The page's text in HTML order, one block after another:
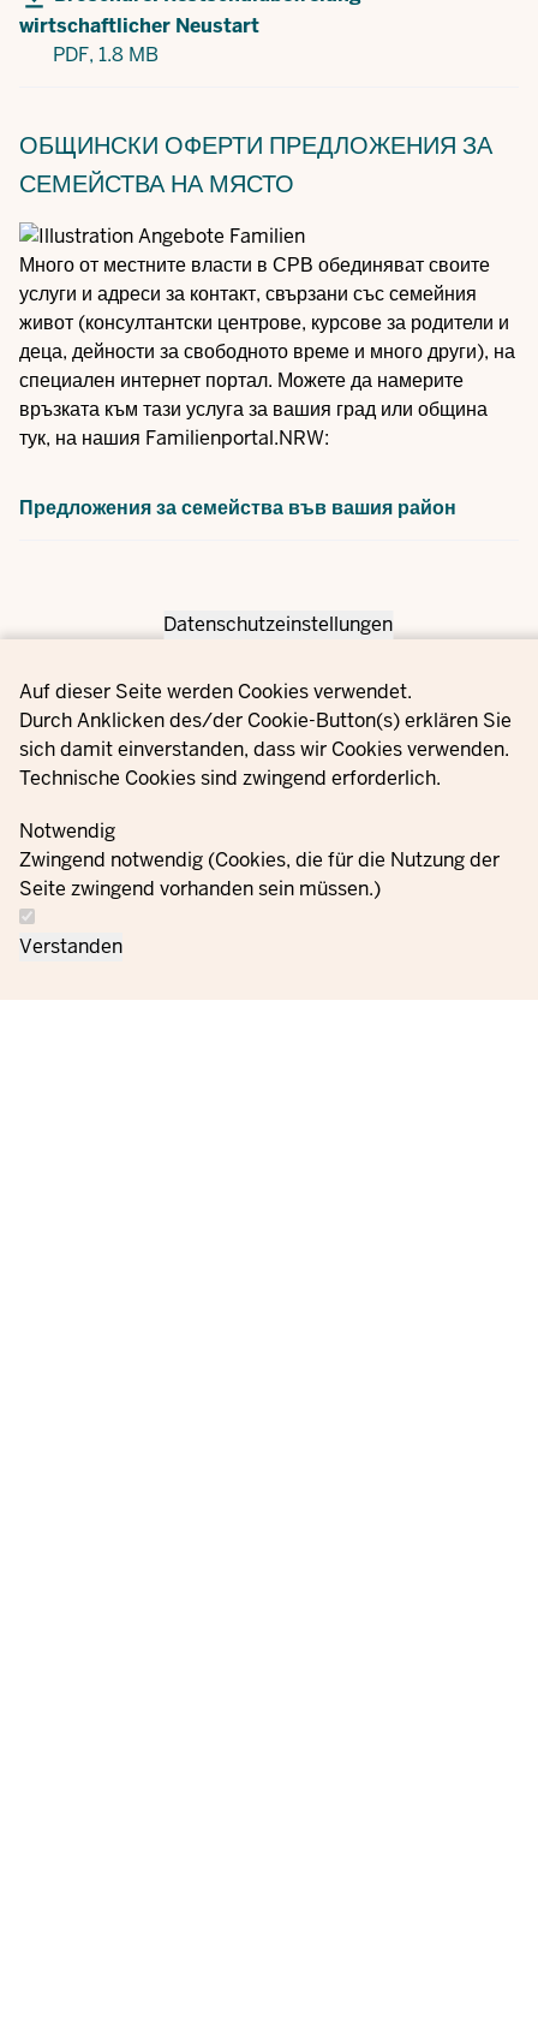
Privacy settings
Datenschutzeinstellungen
Auf dieser Seite werden Cookies verwendet.
Durch Anklicken des/der Cookie-Button(s) erklären Sie
sich damit einverstanden, dass wir Cookies verwenden.
Technische Cookies sind zwingend erforderlich.
Notwendig
Zwingend notwendig (Cookies, die für die Nutzung der
Seite zwingend vorhanden sein müssen.)
Verstanden
wirtschaftlicher Neustart
PDF, 1.8 MB
ОБЩИНСКИ ОФЕРТИ ПРЕДЛОЖЕНИЯ ЗА
СЕМЕЙСТВА НА МЯСТО
Много от местните власти в СРВ обединяват своите
услуги и адреси за контакт, свързани със семейния
живот (консултантски центрове, курсове за родители и
деца, дейности за свободното време и много други), на
специален интернет портал. Можете да намерите
връзката към тази услуга за вашия град или община
тук, на нашия Familienportal.NRW:
Предложения за семейства във вашия район